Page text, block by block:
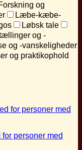
og
Læbe-kæbe-
Løbsk tale
og -
og -vanskeligheder
og praktikophold
personer med